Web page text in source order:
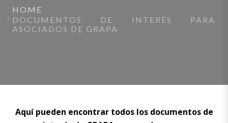
HOME
DOCUMENTOS DE INTERÉS PARA
ASOCIADOS DE GRAPA
Aquí pueden encontrar todos los documentos de